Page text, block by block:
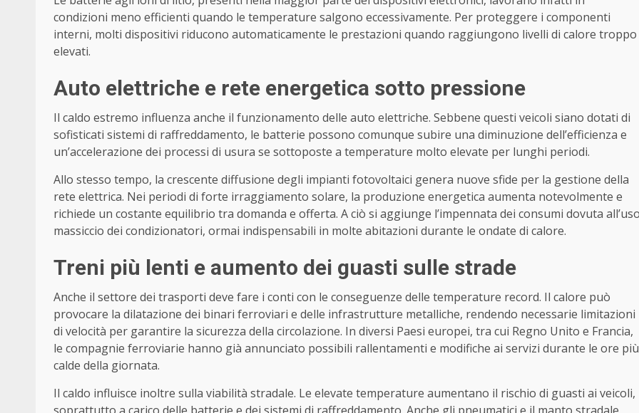
condizioni meno efficienti quando le temperature salgono eccessivamente. Per proteggere i componenti
interni, molti dispositivi riducono automaticamente le prestazioni quando raggiungono livelli di calore troppo
elevati.
Auto elettriche e rete energetica sotto pressione
Il caldo estremo influenza anche il funzionamento delle auto elettriche. Sebbene questi veicoli siano dotati di
sofisticati sistemi di raffreddamento, le batterie possono comunque subire una diminuzione dell’efficienza e
un’accelerazione dei processi di usura se sottoposte a temperature molto elevate per lunghi periodi.
Allo stesso tempo, la crescente diffusione degli impianti fotovoltaici genera nuove sfide per la gestione della
rete elettrica. Nei periodi di forte irraggiamento solare, la produzione energetica aumenta notevolmente e
richiede un costante equilibrio tra domanda e offerta. A ciò si aggiunge l’impennata dei consumi dovuta
massiccio dei condizionatori, ormai indispensabili in molte abitazioni durante le ondate di calore.
Treni più lenti e aumento dei guasti sulle strade
Anche il settore dei trasporti deve fare i conti con le conseguenze delle temperature record. Il calore può
provocare la dilatazione dei binari ferroviari e delle infrastrutture metalliche, rendendo necessarie limitazioni
di velocità per garantire la sicurezza della circolazione. In diversi Paesi europei, tra cui Regno Unito e Francia,
le compagnie ferroviarie hanno già annunciato possibili rallentamenti e modifiche ai servizi durante le ore più
calde della giornata.
Il caldo influisce inoltre sulla viabilità stradale. Le elevate temperature aumentano il rischio di guasti ai veicoli,